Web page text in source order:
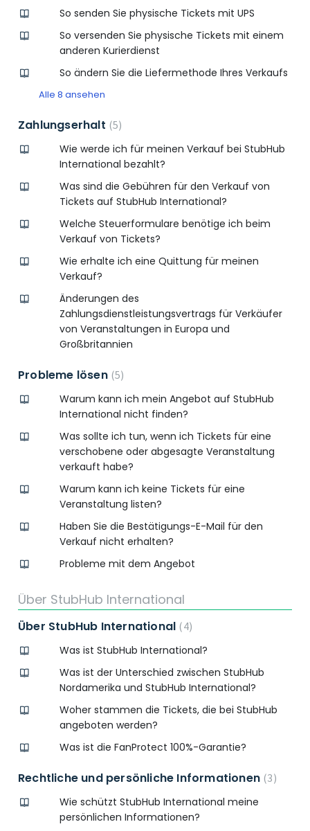
So senden Sie physische Tickets mit UPS
So versenden Sie physische Tickets mit einem
anderen Kurierdienst
So ändern Sie die Liefermethode Ihres Verkaufs
Alle 8 ansehen
Zahlungserhalt 5
Wie werde ich für meinen Verkauf bei StubHub
International bezahlt?
Was sind die Gebühren für den Verkauf von
Tickets auf StubHub International?
Welche Steuerformulare benötige ich beim
Verkauf von Tickets?
Wie erhalte ich eine Quittung für meinen
Verkauf?
Änderungen des
Zahlungsdienstleistungsvertrags für Verkäufer
von Veranstaltungen in Europa und
Großbritannien
Probleme lösen 5
Warum kann ich mein Angebot auf StubHub
International nicht finden?
Was sollte ich tun, wenn ich Tickets für eine
verschobene oder abgesagte Veranstaltung
verkauft habe?
Warum kann ich keine Tickets für eine
Veranstaltung listen?
Haben Sie die Bestätigungs-E-Mail für den
Verkauf nicht erhalten?
Probleme mit dem Angebot
Über StubHub International
Über StubHub International 4
Was ist StubHub International?
Was ist der Unterschied zwischen StubHub
Nordamerika und StubHub International?
Woher stammen die Tickets, die bei StubHub
angeboten werden?
Was ist die FanProtect 100%-Garantie?
Rechtliche und persönliche Informationen 3
Wie schützt StubHub International meine
persönlichen Informationen?